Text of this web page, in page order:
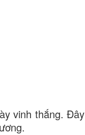
vinh thắng. Đây